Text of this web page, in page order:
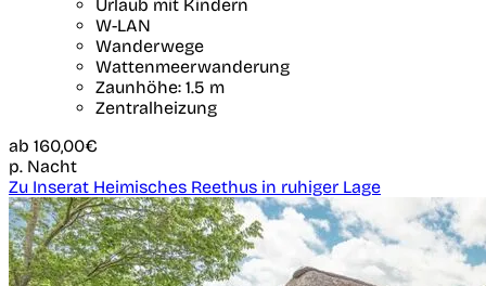
Urlaub mit Kindern
W-LAN
Wanderwege
Wattenmeerwanderung
Zaunhöhe: 1.5 m
Zentralheizung
ab 160,00€
p. Nacht
Zu Inserat Heimisches Reethus in ruhiger Lage